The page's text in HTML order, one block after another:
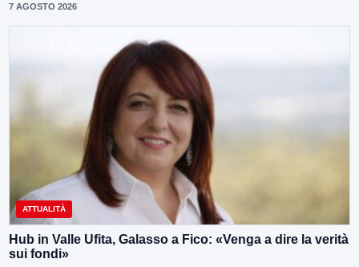
7 AGOSTO 2026
ATTUALITÀ
Hub in Valle Ufita, Galasso a Fico: «Venga a dire la verità
sui fondi»